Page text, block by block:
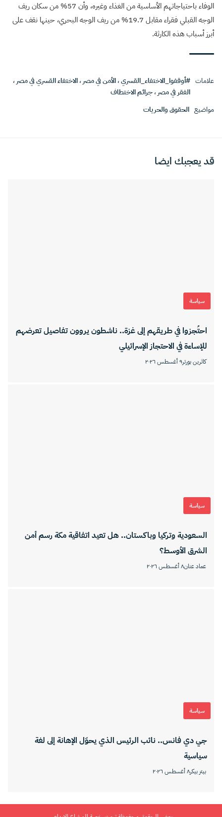
الوفاء باحتياجاتهم الأساسية من الغذاء وغيره، وأن 57% من سكان ريف
الوجه القبلي فقراء مقابل 19.7% من ريف الوجه البحري، حينها نقف على
أبرز أسباب هذه الكارثة.
علامات #أوقفوا_الاختفاء_القسري،الأمن في مصر ،الاختفاء القسري في مصر ،
الفقر في مصر ،جرائم الاختطاف
مواضيع الحقوق والحريات
قد يعجبك ايضا
سياسة
احتُجزوا في طريقهم إلى غزة.. ناشطون يروون تفاصيل تعرضهم
للإساءة في الاحتجاز الإسرائيلي
كاثرين بورتر٩ أغسطس ٢٠٢٦
سياسة
السعودية وتركيا وباكستان.. هل تعيد اتفاقية مكة رسم أمن
الشرق الأوسط؟
عماد عنان٨ أغسطس ٢٠٢٦
سياسة
جي دي فانس.. نائب الرئيس الذي يحوّل الإهانة إلى لغة
سياسية
بيتر بيكر٨ أغسطس ٢٠٢٦